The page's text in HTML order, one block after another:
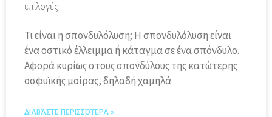
επιλογές.
Τι είναι η σπονδυλόλυση; Η σπονδυλόλυση είναι
ένα οστικό έλλειμμα ή κάταγμα σε ένα σπόνδυλο.
Αφορά κυρίως στους σπονδύλους της κατώτερης
οσφυϊκής μοίρας, δηλαδή χαμηλά
ΔΙΑΒΆΣΤΕ ΠΕΡΙΣΣΌΤΕΡΑ »